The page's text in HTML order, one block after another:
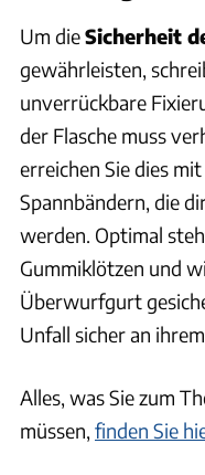
Um dieSicherheit
gewährleisten,
unverrückbare
der Flasche muss
erreichen Sie dies
Spannbändern, die
werden. Optimal
Gummiklötzen und
Überwurfgurt
Unfall sicher an
Alles, was Sie zum
müssen, finden Sie